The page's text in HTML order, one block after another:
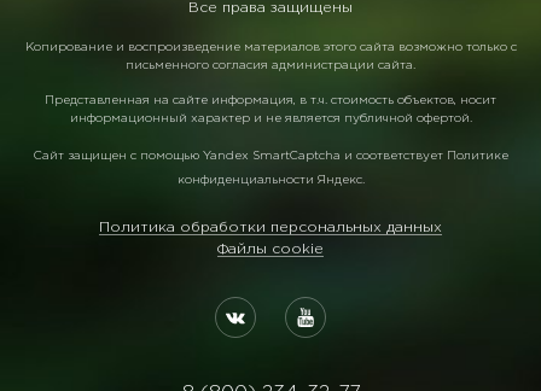
Все права защищены
Копирование и воспроизведение материалов этого сайта возможно только с
письменного согласия администрации сайта.
Представленная на сайте информация, в т.ч. стоимость объектов, носит
информационный характер и не является публичной офертой.
Сайт защищен с помощью Yandex SmartCaptcha и соответствует Политике
конфиденциальности Яндекс.
Политика обработки персональных данных
Файлы cookie